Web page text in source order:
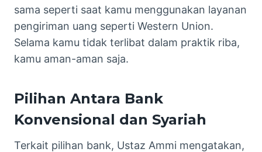
sama seperti saat kamu menggunakan layanan
pengiriman uang seperti Western Union.
Selama kamu tidak terlibat dalam praktik riba,
kamu aman-aman saja.
Pilihan Antara Bank
Konvensional dan Syariah
Terkait pilihan bank, Ustaz Ammi mengatakan,